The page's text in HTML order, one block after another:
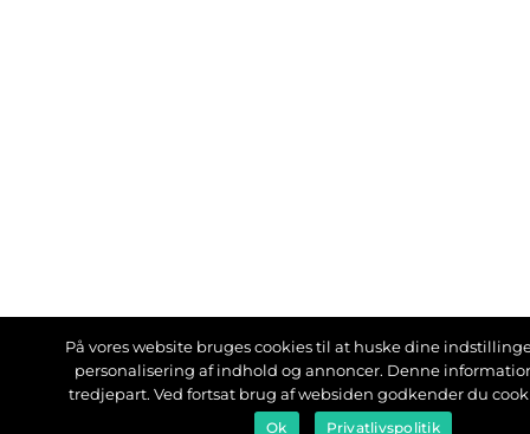
På vores website bruges cookies til at huske dine
personalisering af indhold og annoncer. Denne
tredjepart. Ved fortsat brug af websiden godkender du
Ok Privatlivspolitik